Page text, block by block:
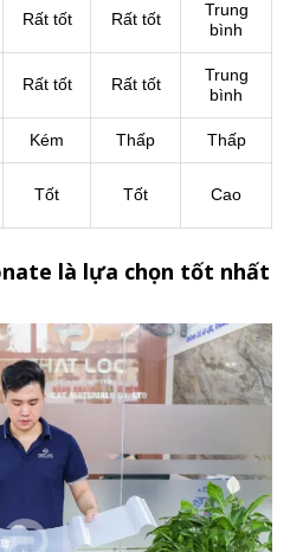
Rất tốt Rất tốt
Trung
bình
Rất tốt Rất tốt
Trung
bình
Kém Thấp Thấp
Tốt Tốt Cao
là lựa chọn tốt nhất